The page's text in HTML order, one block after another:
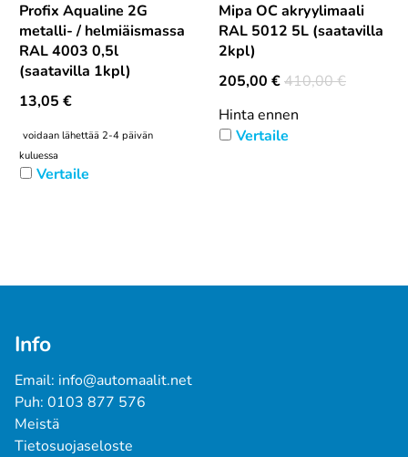
Profix Aqualine 2G
metalli- / helmiäismassa
RAL 4003 0,5l
(saatavilla 1kpl)
13,05 €
voidaan lähettää 2-4 päivän
kuluessa
Vertaile
Mipa OC akryylimaali
RAL 5012 5L (saatavilla
2kpl)
205,00 €410,00 €
Hinta ennen
Vertaile
Info
Email: info@automaalit.net
Puh: 0103 877 576
Meistä
Tietosuojaseloste